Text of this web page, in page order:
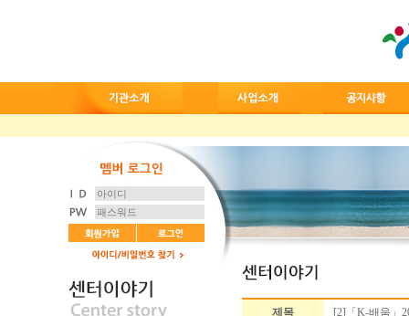
제목 [2]「K-배움」